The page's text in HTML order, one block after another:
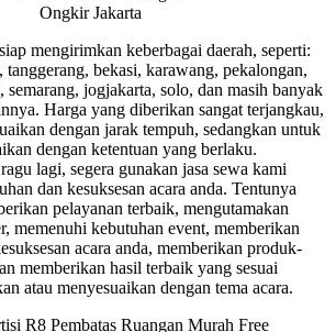
mengirimkan keberbagai daerah, seperti:
tanggerang, bekasi, karawang, pekalongan,
semarang, jogjakarta, solo, dan masih banyak
Harga yang diberikan sangat terjangkau,
dengan jarak tempuh, sedangkan untuk
dengan ketentuan yang berlaku.
lagi, segera gunakan jasa sewa kami
dan kesuksesan acara anda. Tentunya
pelayanan terbaik, mengutamakan
memenuhi kebutuhan event, memberikan
acara anda, memberikan produk-
memberikan hasil terbaik yang sesuai
atau menyesuaikan dengan tema acara.